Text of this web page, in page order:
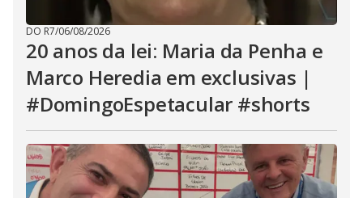
DO R7/06/08/2026
20 anos da lei: Maria da Penha e
Marco Heredia em exclusivas |
#DomingoEspetacular #shorts